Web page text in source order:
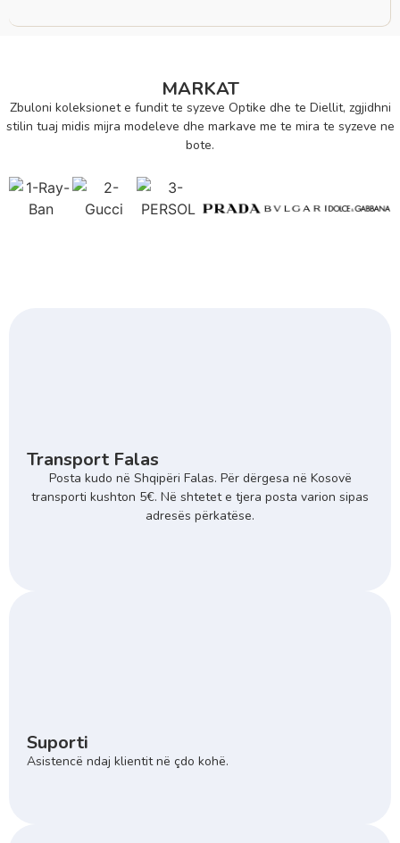
MARKAT
Zbuloni koleksionet e fundit te syzeve Optike dhe te Diellit, zgjidhni
stilin tuaj midis mijra modeleve dhe markave me te mira te syzeve ne
bote.
Transport Falas
Posta kudo në Shqipëri Falas. Për dërgesa në Kosovë
transporti kushton 5€. Në shtetet e tjera posta varion sipas
adresës përkatëse.
Suporti
Asistencë ndaj klientit në çdo kohë.